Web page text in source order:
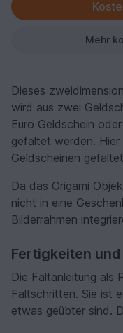
Mehr
Dieses
wird aus zwei
Euro Geldschein
gefaltet werden.
Geldscheinen
Da das Origami
nicht in eine
Bilderrahmen
Fertigkeiten
Die Faltanleitung als
Faltschritten. Sie ist
etwas geübter sind.